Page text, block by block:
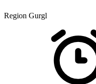
Region Gurgl